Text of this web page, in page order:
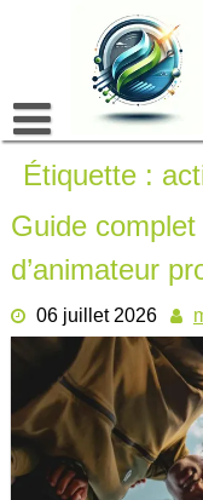
Étiquette :
Guide
d’animateur
06 juillet 2026